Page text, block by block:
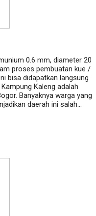
0.6 mm, diameter 20
proses pembuatan kue /
bisa didapatkan langsung
Kaleng adalah
Banyaknya warga yang
daerah ini salah…